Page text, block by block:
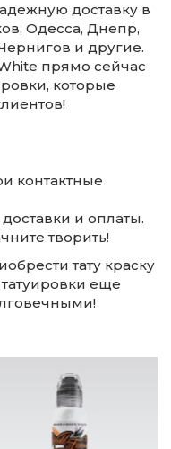
доставку в
Одесса, Днепр,
и другие.
прямо сейчас
которые
контактные
и оплаты.
творить!
тату краску
еще